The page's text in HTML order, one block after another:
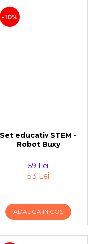
-10%
Set educativ STEM -
Robot Buxy
59 Lei
53 Lei
ADAUGA IN COS